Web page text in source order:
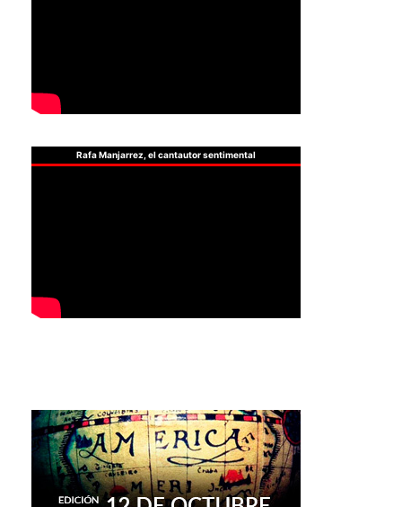
Rafa Manjarrez, el cantautor sentimental